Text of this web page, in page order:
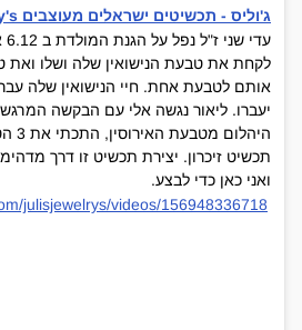
ג'וליס - תכשיטים ישראלים מעוצבים Jewly's
לקחת את טבעת הנישואין שלה ושלו ואת
אותם לטבעת אחת. חיי הנישואין שלה
יעברו. ליאור נגשה אלי עם הבקשה
תכשיט זיכרון. יצירת תכשיט זו דרך
ואני כאן כדי לבצע.
julisjewelrys/videos/156948336718